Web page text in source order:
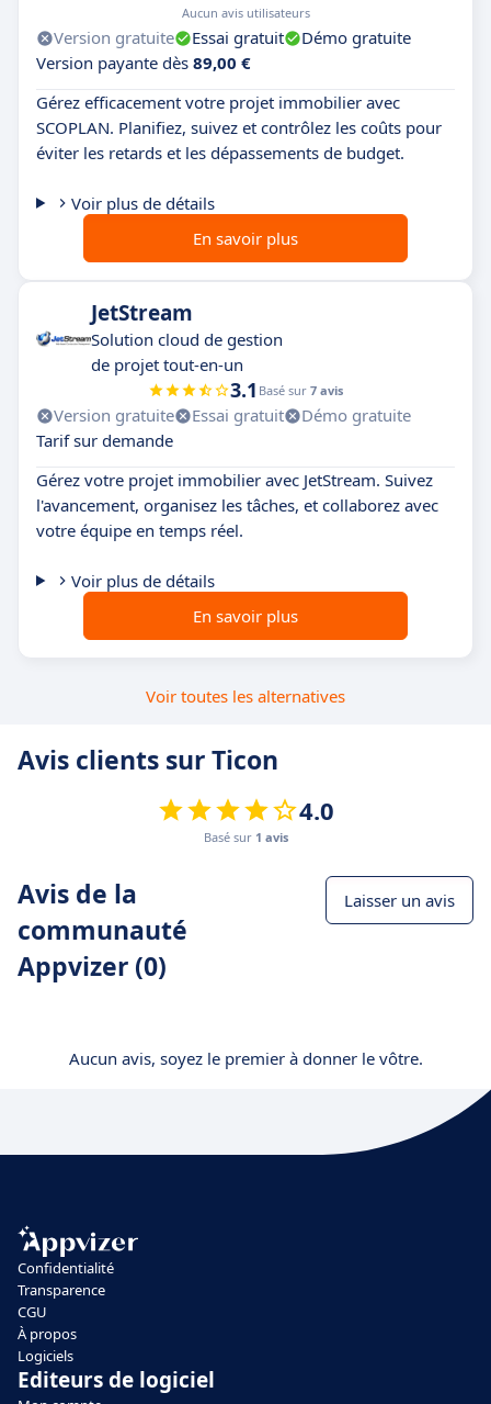
Aucun avis utilisateurs
Version gratuite Essai gratuit
Démo gratuite
Version payante dès 89,00 €
Gérez efficacement votre projet immobilier avec
SCOPLAN. Planifiez, suivez et contrôlez les coûts pour
éviter les retards et les dépassements de budget.
Voir plus de détails
En savoir plus
JetStream
Solution cloud de gestion
de projet tout-en-un
3.1 Basé sur 7 avis
Version gratuite Essai gratuit
Démo gratuite
Tarif sur demande
Gérez votre projet immobilier avec JetStream. Suivez
l'avancement, organisez les tâches, et collaborez avec
votre équipe en temps réel.
Voir plus de détails
En savoir plus
Voir toutes les alternatives
Avis clients sur Ticon
4.0
Basé sur 1 avis
Avis de la
communauté
Appvizer (0)
Laisser un avis
Aucun avis, soyez le premier à donner le vôtre.
Confidentialité
Transparence
CGU
À propos
Logiciels
Editeurs de logiciel